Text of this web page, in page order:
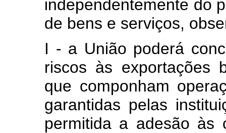
independentemente do
de bens e serviços,
I - a União poderá
riscos às exportações
que componham
garantidas pelas
permitida a adesão às